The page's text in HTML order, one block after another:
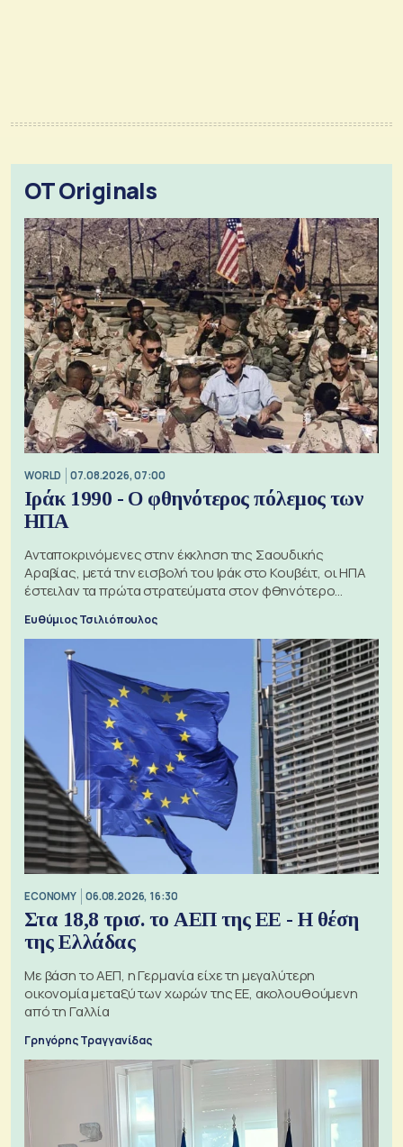
OT Originals
WORLD 07.08.2026, 07:00
Ιράκ 1990 - Ο φθηνότερος πόλεμος των
ΗΠΑ
Ανταποκρινόμενες στην έκκληση της Σαουδικής
Αραβίας, μετά την εισβολή του Ιράκ στο Κουβέιτ, οι ΗΠΑ
έστειλαν τα πρώτα στρατεύματα στον φθηνότερο
πόλεμο της ιστορίας τους
Ευθύμιος Τσιλιόπουλος
ECONOMY 06.08.2026, 16:30
Στα 18,8 τρισ. το ΑΕΠ της ΕΕ - Η θέση
της Ελλάδας
Με βάση το ΑΕΠ, η Γερμανία είχε τη μεγαλύτερη
οικονομία μεταξύ των χωρών της ΕΕ, ακολουθούμενη
από τη Γαλλία
Γρηγόρης Τραγγανίδας